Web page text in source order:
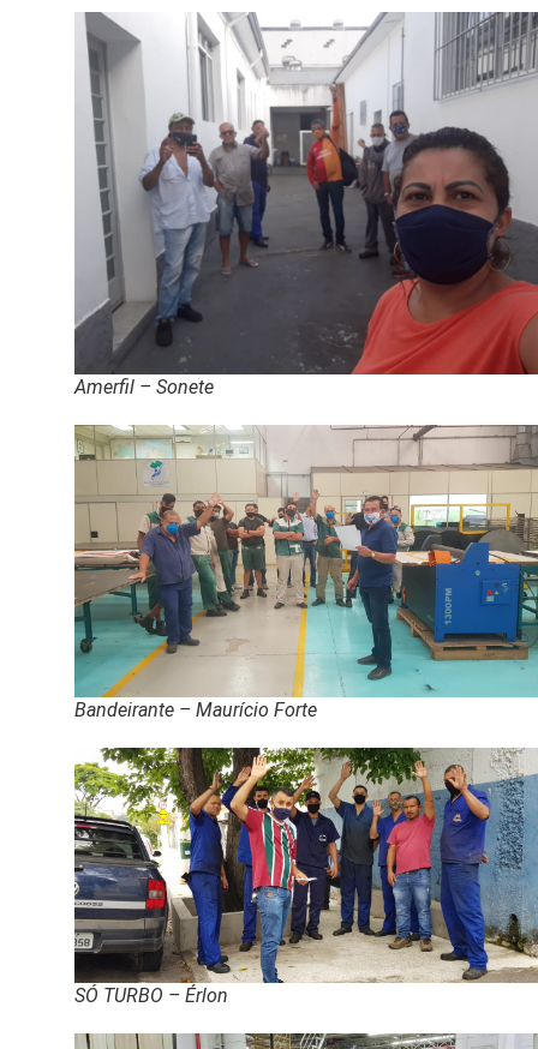
Amerfil – Sonete
Bandeirante – Maurício Forte
SÓ TURBO – Érlon